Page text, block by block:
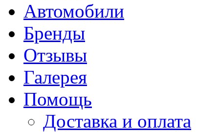
Автомобили
Бренды
Отзывы
Галерея
Помощь
Доставка и оплата